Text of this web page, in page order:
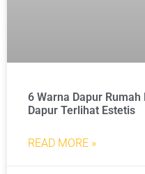
6 Warna Dapur
Dapur Terlihat Estetis
READ MORE »